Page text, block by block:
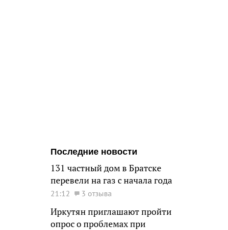
Последние новости
131 частный дом в Братске
перевели на газ с начала года
21:12 3 отзыва
Иркутян приглашают пройти
опрос о проблемах при